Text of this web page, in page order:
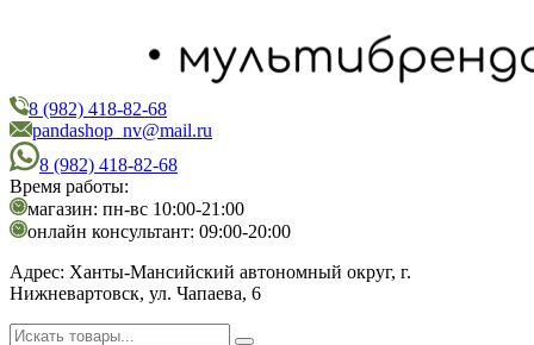
PandaShop
Интернет-магазин косметики
8 (982) 418-82-68
pandashop_nv@mail.ru
8 (982) 418-82-68
Время работы:
магазин: пн-вс 10:00-21:00
онлайн консультант: 09:00-20:00
Адрес: Ханты-Мансийский автономный округ, г.
Нижневартовск, ул. Чапаева, 6